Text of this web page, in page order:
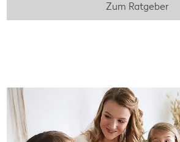
Zum Ratgeber